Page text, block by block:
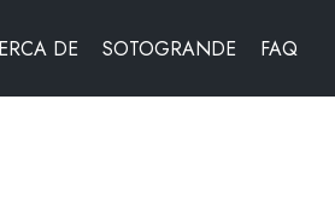
DE SOTOGRANDE FAQ